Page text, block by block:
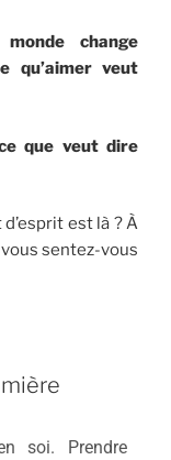
change
qu’aimer veut
que veut dire
est là ? À
sentez-vous
soi. Prendre